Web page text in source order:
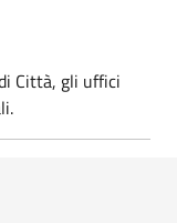
Città, gli uffici